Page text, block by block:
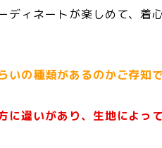
ディネートが楽しめて、着
いの種類があるのかご存知
に違いがあり、生地によっ